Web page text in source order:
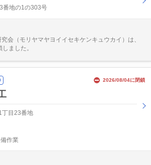
番地の1の303号
会（モリヤマヤヨイイセキケンキュウカイ）は、
ました。
2026/08/04に閉鎖
丁目23番地
作業